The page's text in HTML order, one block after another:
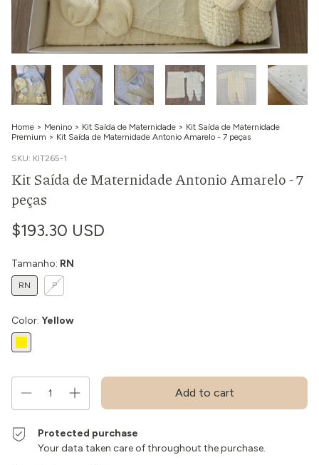
Home > Menino > Kit Saída de Maternidade > Kit Saída de Maternidade
Premium > Kit Saída de Maternidade Antonio Amarelo - 7 peças
SKU: KIT265-1
Kit Saída de Maternidade Antonio Amarelo - 7
peças
$193.30 USD
Tamanho: RN
RN P
Color: Yellow
Protected purchase
Your data taken care of throughout the purchase.